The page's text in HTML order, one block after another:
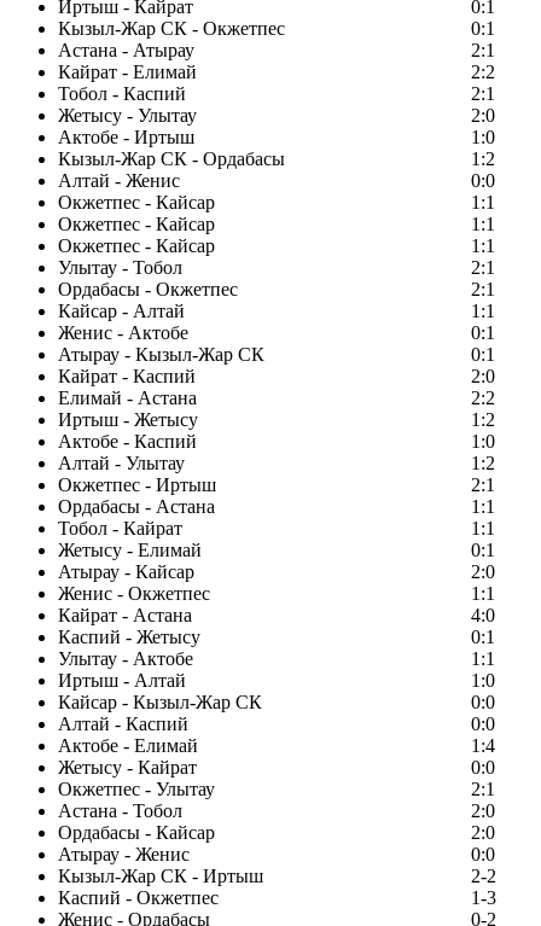
Иртыш - Кайрат
0:1
Кызыл-Жар СК - Окжетпес
0:1
Астана - Атырау
2:1
Кайрат - Елимай
2:2
Тобол - Каспий
2:1
Жетысу - Улытау
2:0
Актобе - Иртыш
1:0
Кызыл-Жар СК - Ордабасы
1:2
Алтай - Женис
0:0
Окжетпес - Кайсар
1:1
Окжетпес - Кайсар
1:1
Окжетпес - Кайсар
1:1
Улытау - Тобол
2:1
Ордабасы - Окжетпес
2:1
Кайсар - Алтай
1:1
Женис - Актобе
0:1
Атырау - Кызыл-Жар СК
0:1
Кайрат - Каспий
2:0
Елимай - Астана
2:2
Иртыш - Жетысу
1:2
Актобе - Каспий
1:0
Алтай - Улытау
1:2
Окжетпес - Иртыш
2:1
Ордабасы - Астана
1:1
Тобол - Кайрат
1:1
Жетысу - Елимай
0:1
Атырау - Кайсар
2:0
Женис - Окжетпес
1:1
Кайрат - Астана
4:0
Каспий - Жетысу
0:1
Улытау - Актобе
1:1
Иртыш - Алтай
1:0
Кайсар - Кызыл-Жар СК
0:0
Алтай - Каспий
0:0
Актобе - Елимай
1:4
Жетысу - Кайрат
0:0
Окжетпес - Улытау
2:1
Астана - Тобол
2:0
Ордабасы - Кайсар
2:0
Атырау - Женис
0:0
Кызыл-Жар СК - Иртыш
2-2
Каспий - Окжетпес
1-3
Женис - Ордабасы
0-2